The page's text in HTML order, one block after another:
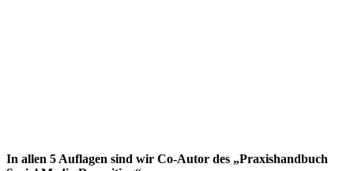
In allen 5 Auflagen sind wir Co-Autor des „Praxishandbuch